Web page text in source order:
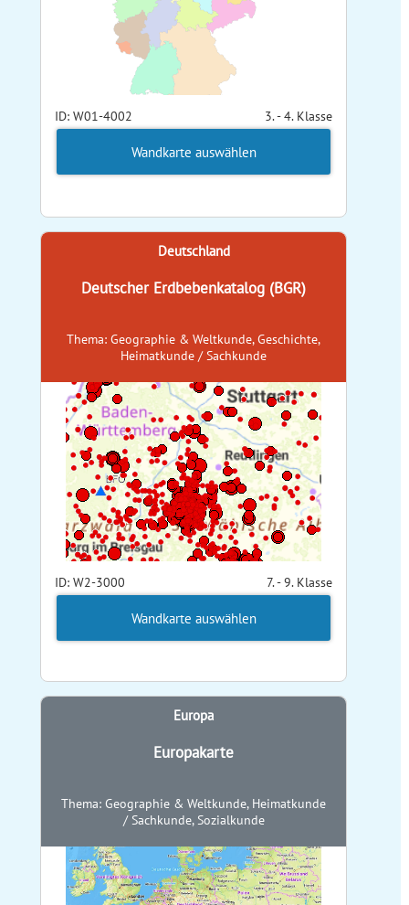
ID: W01-4002 3. - 4. Klasse
Wandkarte auswählen
Deutschland
Deutscher Erdbebenkatalog (BGR)
Thema: Geographie & Weltkunde, Geschichte,
Heimatkunde / Sachkunde
ID: W2-3000 7. - 9. Klasse
Wandkarte auswählen
Europa
Europakarte
Thema: Geographie & Weltkunde, Heimatkunde
/ Sachkunde, Sozialkunde